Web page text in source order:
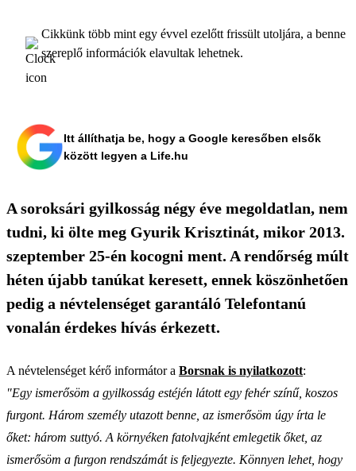
Cikkünk több mint egy évvel ezelőtt frissült utoljára, a benne
szereplő információk elavultak lehetnek.
Itt állíthatja be, hogy a Google keresőben elsők
között legyen a Life.hu
A soroksári gyilkosság négy éve megoldatlan, nem
tudni, ki ölte meg Gyurik Krisztinát, mikor 2013.
szeptember 25-én kocogni ment. A rendőrség múlt
héten újabb tanúkat keresett, ennek köszönhetően
pedig a névtelenséget garantáló Telefontanú
vonalán érdekes hívás érkezett.
A névtelenséget kérő informátor a Borsnak is nyilatkozott:
"Egy ismerősöm a gyilkosság estéjén látott egy fehér színű, koszos
furgont. Három személy utazott benne, az ismerősöm úgy írta le
őket: három suttyó. A környéken fatolvajként emlegetik őket, az
ismerősöm a furgon rendszámát is feljegyezte. Könnyen lehet, hogy